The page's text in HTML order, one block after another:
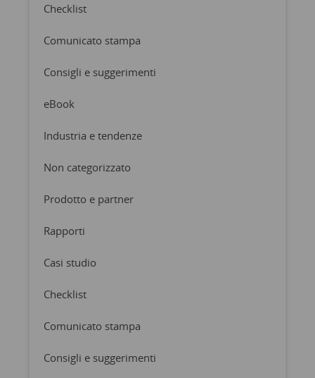
Checklist
Comunicato stampa
Consigli e suggerimenti
eBook
Industria e tendenze
Non categorizzato
Prodotto e partner
Rapporti
Casi studio
Checklist
Comunicato stampa
Consigli e suggerimenti